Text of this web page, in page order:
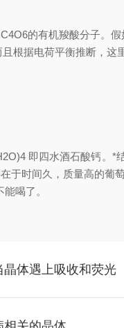
的有机羧酸分子。
根据电荷平衡推断，
即四水酒石酸钙。
于时间久，质量高的
喝了。
体遇上吸收和荧光